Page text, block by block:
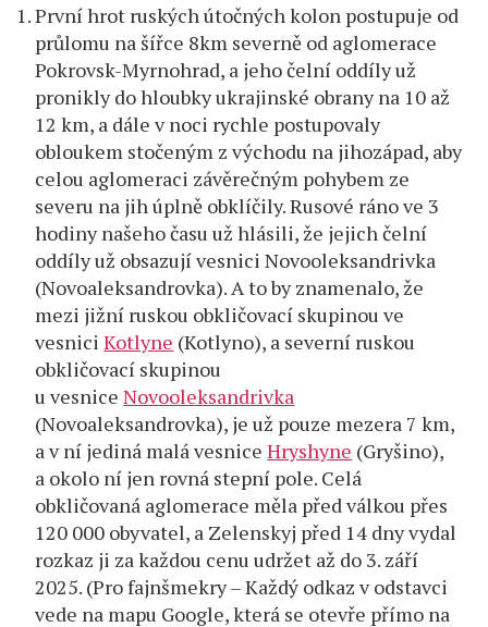
První hrot ruských útočných kolon postupuje od
průlomu na šířce 8km severně od aglomerace
Pokrovsk-Myrnohrad, a jeho čelní oddíly už
pronikly do hloubky ukrajinské obrany na 10 až
12 km, a dále v noci rychle postupovaly
obloukem stočeným z východu na jihozápad, aby
celou aglomeraci závěrečným pohybem ze
severu na jih úplně obklíčily. Rusové ráno ve 3
hodiny našeho času už hlásili, že jejich čelní
oddíly už obsazují vesnici Novooleksandrivka
(Novoaleksandrovka). A to by znamenalo, že
mezi jižní ruskou obkličovací skupinou ve
vesniciKotlyne (Kotlyno), a severní ruskou
obkličovací skupinou
u vesniceNovooleksandrivka
(Novoaleksandrovka), je už pouze mezera 7 km,
a v ní jediná malá vesniceHryshyne (Gryšino),
a okolo ní jen rovná stepní pole. Celá
obkličovaná aglomerace měla před válkou přes
120 000 obyvatel, a Zelenskyj před 14 dny vydal
rozkaz ji za každou cenu udržet až do 3. září
2025. (Pro fajnšmekry – Každý odkaz v odstavci
vede na mapu Google, která se otevře přímo na